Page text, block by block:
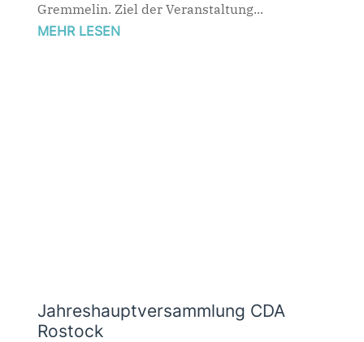
Gremmelin. Ziel der Veranstaltung...
MEHR LESEN
Jahreshauptversammlung CDA
Rostock